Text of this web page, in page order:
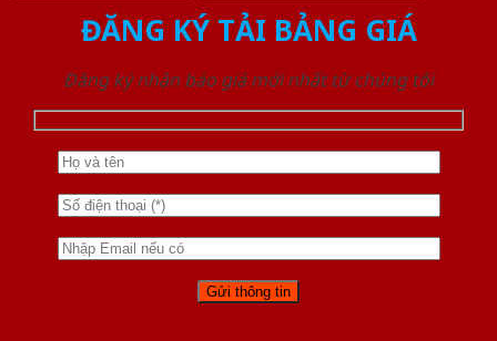
ĐĂNG KÝ TẢI BẢNG GIÁ
Đăng ký nhận báo giá mới nhất từ chúng tôi